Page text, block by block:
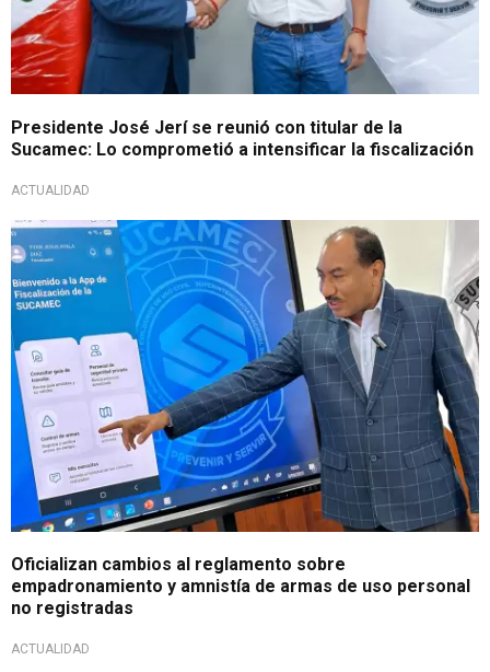
Presidente José Jerí se reunió con titular de la
Sucamec: Lo comprometió a intensificar la fiscalización
ACTUALIDAD
Para tener en cuenta
Oficializan cambios al reglamento sobre
empadronamiento y amnistía de armas de uso personal
no registradas
ACTUALIDAD